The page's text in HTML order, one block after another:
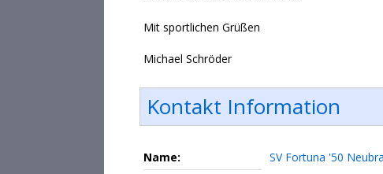
Mit sportlichen Grüßen
Michael Schröder
Kontakt Information
Name:
SV Fortuna '50